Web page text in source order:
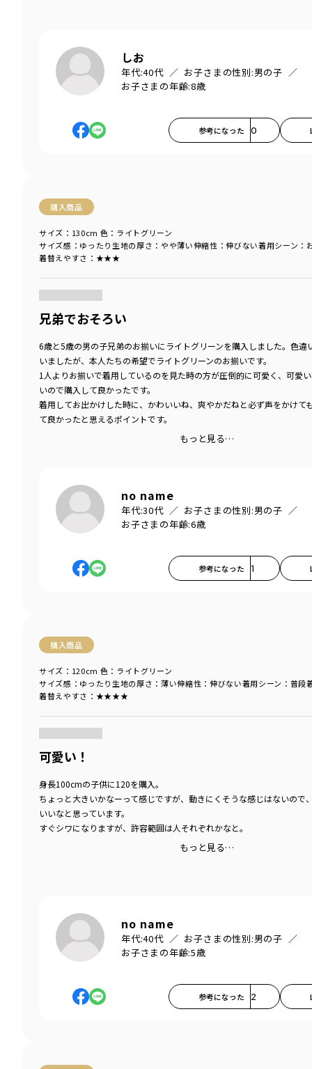
しお
年代:40代 お子さまの性別:男の子
お子さまの年齢:8歳
参考になった 0
購入商品
サイズ感 ：ゆったり 生地の厚さ ：やや薄い伸縮性 ：伸びない着用シーン ：
着替えやすさ ：★★★
サイズ：130cm 色：ライトグリーン
兄弟でおそろい
6歳と5歳の男の子兄弟のお揃いにライトグリーンを購入しました。色違
いましたが、本人たちの希望でライトグリーンのお揃いです。
1人よりお揃いで着用しているのを見た時の方が圧倒的に可愛く、可愛
いので購入して良かったです。
着用してお出かけした時に、かわいいね、爽やかだねと必ず声をかけて
て良かったと思えるポイントです。
もっと見る…
no name
年代:30代 お子さまの性別:男の子
お子さまの年齢:6歳
参考になった 1
購入商品
サイズ感 ：ゆったり 生地の厚さ ：薄い伸縮性 ：伸びない着用シーン ：普段
着替えやすさ ：★★★★
サイズ：120cm 色：ライトグリーン
可愛い！
身長100cmの子供に120を購入。
ちょっと大きいかなーって感じですが、動きにくそうな感じはないので
いいなと思っています。
すぐシワになりますが、許容範囲は人それぞれかなと。
もっと見る…
no name
年代:40代 お子さまの性別:男の子
お子さまの年齢:5歳
参考になった 2